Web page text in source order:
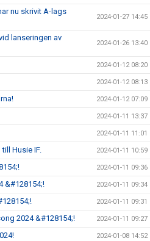
nu skrivit A-lags
2024-01-27 14:45
lanseringen av
2024-01-26 13:40
2024-01-12 08:20
2024-01-12 08:13
2024-01-12 07:09
2024-01-11 13:37
2024-01-11 11:01
Husie IF. 2024-01-11 10:59
2024-01-11 09:36
&#128154;! 2024-01-11 09:34
2024-01-11 09:31
2024 &#128154;! 2024-01-11 09:27
2024-01-08 14:52